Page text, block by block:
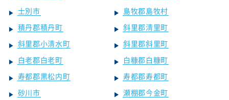
士別市
島牧郡島牧村
積丹郡積丹町
斜里郡清里町
斜里郡小清水町
斜里郡斜里町
白老郡白老町
白糠郡白糠町
寿都郡黒松内町
寿都郡寿都町
砂川市
瀬棚郡今金町